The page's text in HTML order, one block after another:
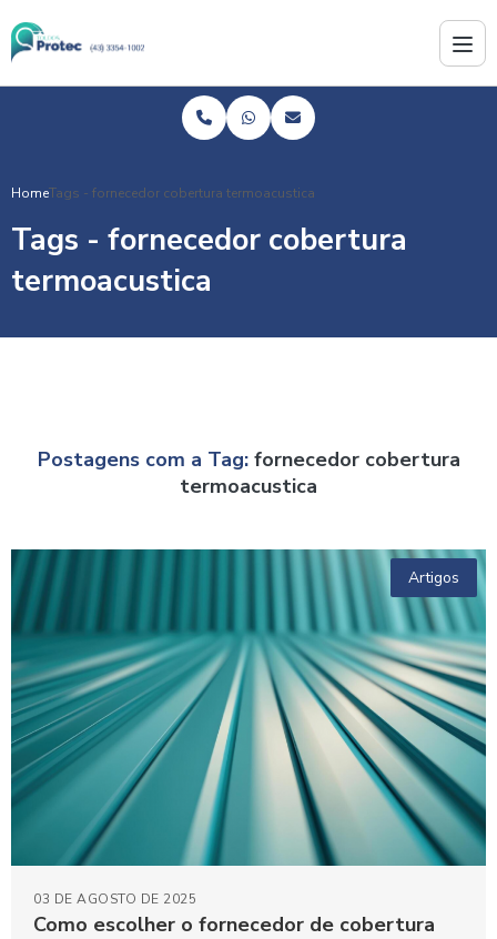
HomeTags - fornecedor cobertura termoacustica
Tags - fornecedor cobertura
termoacustica
Postagens com a Tag: fornecedor cobertura
termoacustica
Artigos
Como escolher o fornecedor de cobertura
03 DE AGOSTO DE 2025